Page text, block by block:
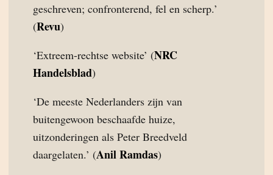
geschreven; confronterend, fel en scherp.’
(Revu)
‘Extreem-rechtse website’ (NRC
Handelsblad)
‘De meeste Nederlanders zijn van
buitengewoon beschaafde huize,
uitzonderingen als Peter Breedveld
daargelaten.’ (Anil Ramdas)